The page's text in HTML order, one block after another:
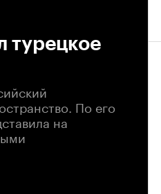
турецкое
По его
на